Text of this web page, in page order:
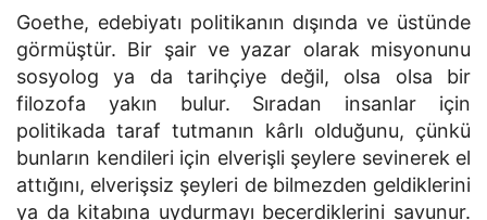
Goethe, edebiyatı politikanın dışında ve üstünde
görmüştür. Bir şair ve yazar olarak misyonunu
sosyolog ya da tarihçiye değil, olsa olsa bir
filozofa yakın bulur. Sıradan insanlar için
politikada taraf tutmanın kârlı olduğunu, çünkü
bunların kendileri için elverişli şeylere sevinerek el
attığını, elverişsiz şeyleri de bilmezden geldiklerini
ya da kitabına uydurmayı becerdiklerini savunur.